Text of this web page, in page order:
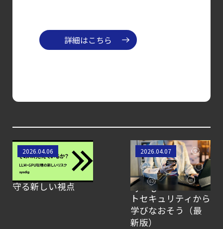
Platform）とは？
クラウドワークロードを守る最新セキュリテ
【お知らせ】
ブログを更新しました
【ブログ】
セキュリティ運用の効率化を実現するSysdig
Local機能の実装ガイド
詳細はこちら
AIワークロードのコ
ンテナセキュリティ
｜LLM・GPU環境を
守る新しい視点
2026.04.06
【動画公開】結局
「CNAPP」って何
なのさ？ CNAPPと
Sysdigをゼロトラス
トセキュリティから
学びなおそう（最
新版）
2026.04.07